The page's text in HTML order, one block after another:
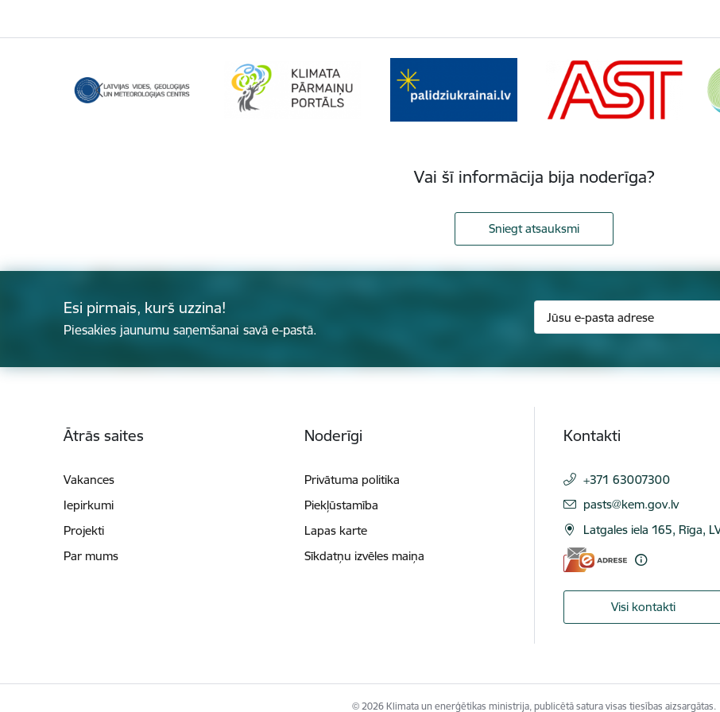
Vai šī informācija bija noderīga?
Sniegt atsauksmi
Esi pirmais, kurš uzzina!
Piesakies jaunumu saņemšanai savā e-pastā.
Ātrās saites
Vakances
Iepirkumi
Projekti
Par mums
Noderīgi
Privātuma politika
Piekļūstamība
Lapas karte
Sīkdatņu izvēles maiņa
Kontakti
+371 63007300
E-pasts:
pasts@kem.gov.lv
Latgales iela 165, Rīga,
Visi kontakti
© 2026 Klimata un enerģētikas ministrija, publicētā satura visas tiesības aizsargātas.